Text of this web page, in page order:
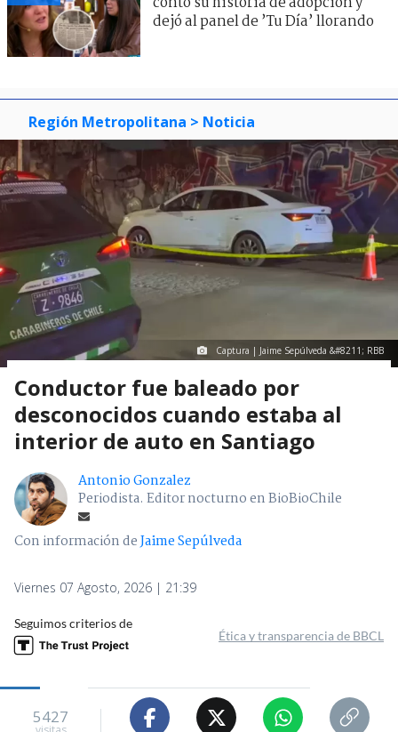
dejó al panel de ’Tu Día’ llorando
Región Metropolitana > Noticia
Captura | Jaime Sepúlveda &#8211; RBB
Conductor fue baleado por
desconocidos cuando estaba al
interior de auto en Santiago
Antonio Gonzalez
Periodista. Editor nocturno en BioBioChile
Con información deJaime Sepúlveda
Viernes 07 Agosto, 2026 | 21:39
Seguimos criterios de
Ética y transparencia de BBCL
5427